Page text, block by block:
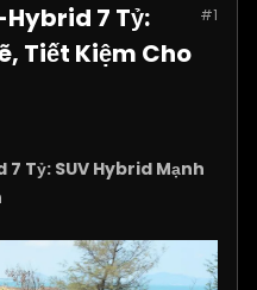
#1
7 Tỷ:
Tiết Kiệm Cho
Tỷ: SUV Hybrid Mạnh